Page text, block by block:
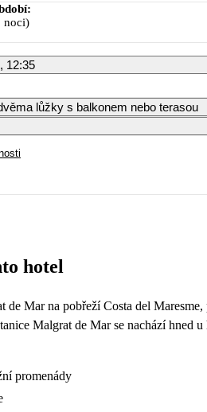
noci)
12:35
Pokoj Basic se dvěma lůžky s balkonem nebo terasou
hotel
Mar na pobřeží Costa del
Malgrat de Mar se nachází hned
promenády